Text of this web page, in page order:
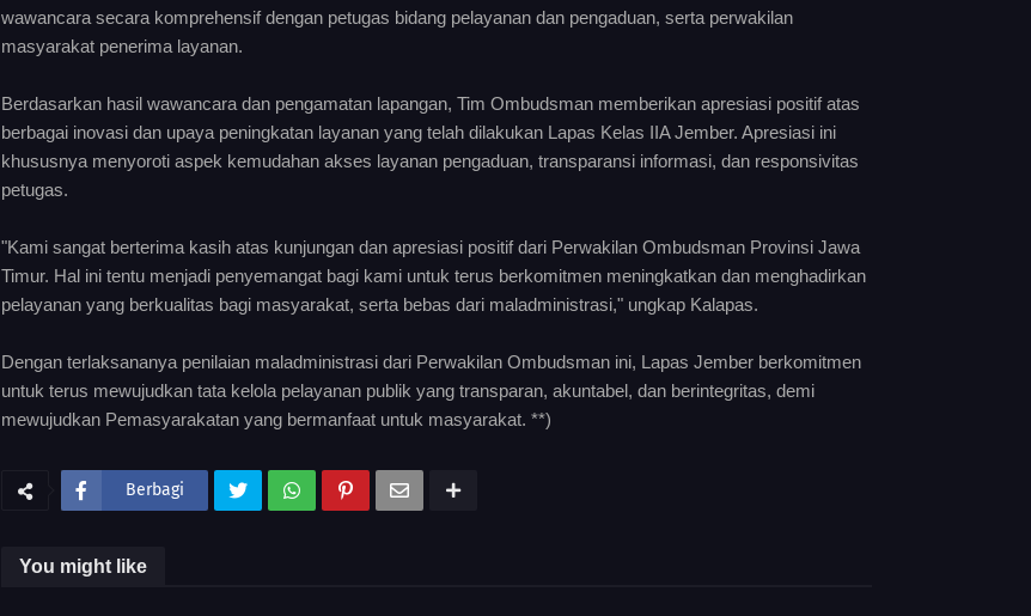
wawancara secara komprehensif dengan petugas bidang pelayanan dan pengaduan, serta perwakilan
masyarakat penerima layanan.
Berdasarkan hasil wawancara dan pengamatan lapangan, Tim Ombudsman memberikan apresiasi positif atas
berbagai inovasi dan upaya peningkatan layanan yang telah dilakukan Lapas Kelas IIA Jember. Apresiasi ini
khususnya menyoroti aspek kemudahan akses layanan pengaduan, transparansi informasi, dan responsivitas
petugas.
"Kami sangat berterima kasih atas kunjungan dan apresiasi positif dari Perwakilan Ombudsman Provinsi Jawa
Timur. Hal ini tentu menjadi penyemangat bagi kami untuk terus berkomitmen meningkatkan dan menghadirkan
pelayanan yang berkualitas bagi masyarakat, serta bebas dari maladministrasi," ungkap Kalapas.
Dengan terlaksananya penilaian maladministrasi dari Perwakilan Ombudsman ini, Lapas Jember berkomitmen
untuk terus mewujudkan tata kelola pelayanan publik yang transparan, akuntabel, dan berintegritas, demi
mewujudkan Pemasyarakatan yang bermanfaat untuk masyarakat. **)
Berbagi
You might like